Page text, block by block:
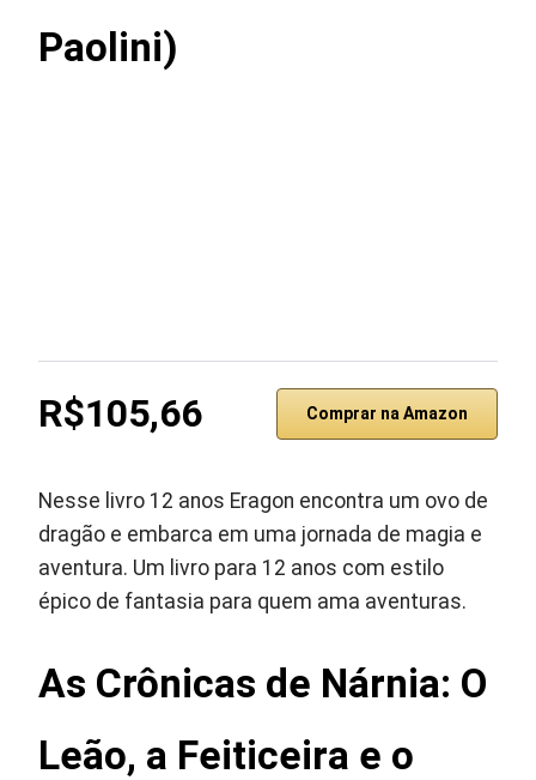
Paolini)
R$105,66 Comprar na Amazon
Nesse livro 12 anos Eragon encontra um ovo de
dragão e embarca em uma jornada de magia e
aventura. Um livro para 12 anos com estilo
épico de fantasia para quem ama aventuras.
As Crônicas de Nárnia: O
Leão, a Feiticeira e o